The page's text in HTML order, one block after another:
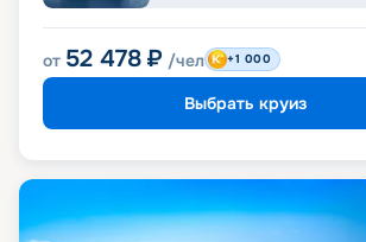
от 52 478 ₽ /чел +1 000
Выбрать круиз